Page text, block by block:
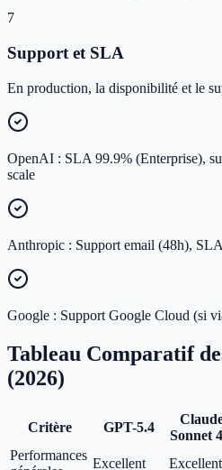
7
Support et SLA
En production, la disponibilité et le
OpenAI : SLA 99.9% (Enterprise),
scale
Anthropic : Support email (48h),
Google : Support Google Cloud (si
Tableau Comparatif
(2026)
Critère GPT-5.4
Sonnet
Performances
Excellent Excellent